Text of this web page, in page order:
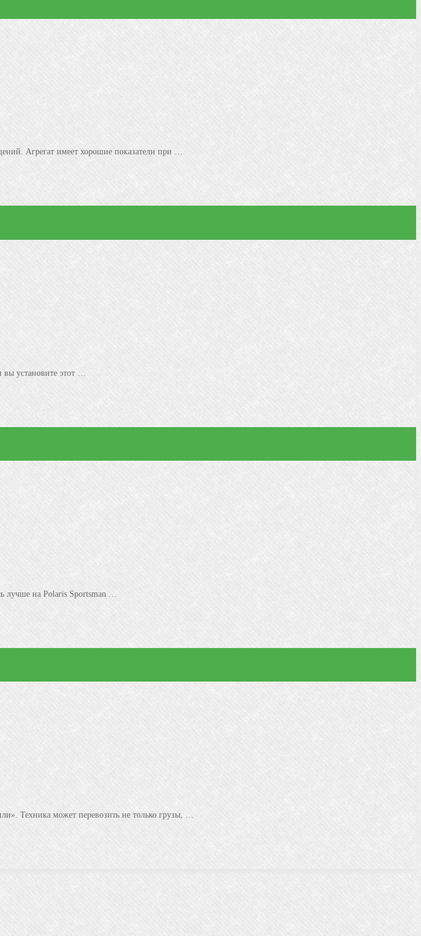
Агрегат имеет хорошие показатели при …
установите этот …
лучше на Polaris Sportsman …
Техника может перевозить не только грузы, …